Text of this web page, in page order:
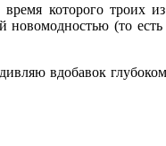
время которого троих
(то
вдобавок